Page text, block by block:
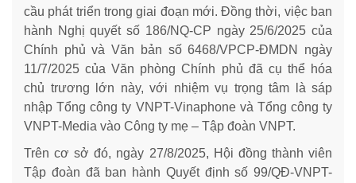
cầu phát triển trong giai đoạn mới. Đồng thời, việc ban
hành Nghị quyết số 186/NQ-CP ngày 25/6/2025 của
Chính phủ và Văn bản số 6468/VPCP-ĐMDN ngày
11/7/2025 của Văn phòng Chính phủ đã cụ thể hóa
chủ trương lớn này, với nhiệm vụ trọng tâm là sáp
nhập Tổng công ty VNPT-Vinaphone và Tổng công ty
VNPT-Media vào Công ty mẹ – Tập đoàn VNPT.
Trên cơ sở đó, ngày 27/8/2025, Hội đồng thành viên
Tập đoàn đã ban hành Quyết định số 99/QĐ-VNPT-